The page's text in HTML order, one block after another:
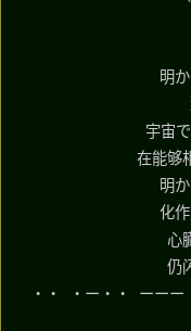
明
宇宙
在能够
明
化
心
仍
・・ ・ー・・ ーー